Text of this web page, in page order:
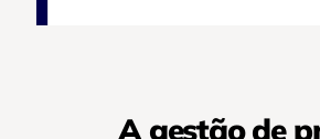
A gestão de